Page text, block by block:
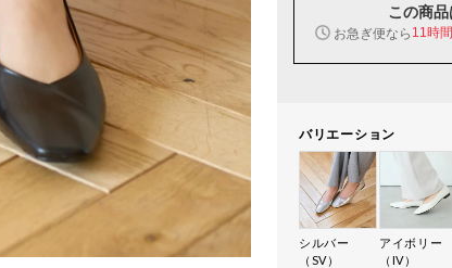
この商品
お急ぎ便なら 11時
バリエーション
シルバー
（SV）
アイボリー
（IV）